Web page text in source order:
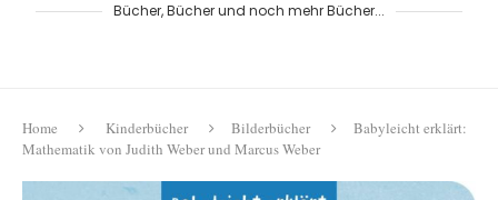
Bücher, Bücher und noch mehr Bücher...
Home Kinderbücher Bilderbücher
Babyleicht erklärt:
Mathematik von Judith Weber und Marcus Weber